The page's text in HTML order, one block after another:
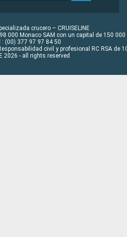
crucero – CRUISELINE
000 Monaco SAM con un capital de 150 000
: (00) 377 97 97 84 50
civil y profesional RC RSA de
2026 - all rights reserved